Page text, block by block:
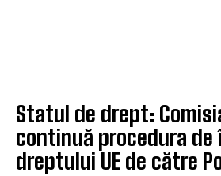
Statul de drept:
continuă procedura de
dreptului UE de către